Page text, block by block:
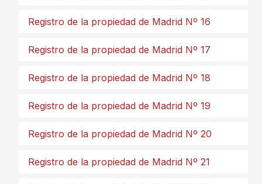
Registro de la propiedad de Madrid Nº 16
Registro de la propiedad de Madrid Nº 17
Registro de la propiedad de Madrid Nº 18
Registro de la propiedad de Madrid Nº 19
Registro de la propiedad de Madrid Nº 20
Registro de la propiedad de Madrid Nº 21